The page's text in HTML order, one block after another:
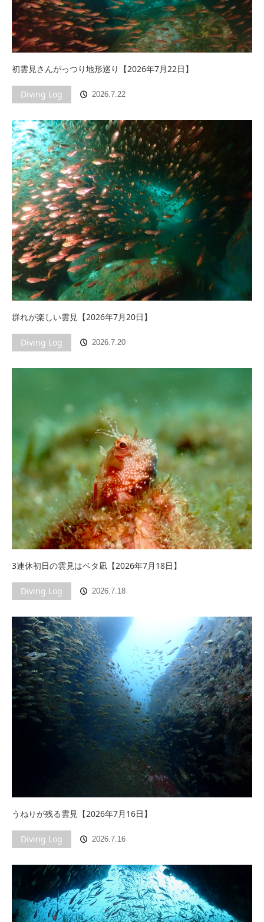
初雲見さんがっつり地形巡り【2026年7月22日】
Diving Log 2026.7.22
群れが楽しい雲見【2026年7月20日】
Diving Log 2026.7.20
3連休初日の雲見はベタ凪【2026年7月18日】
Diving Log 2026.7.18
うねりが残る雲見【2026年7月16日】
Diving Log 2026.7.16